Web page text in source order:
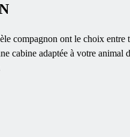
compagnon ont le choix entre
cabine adaptée à votre